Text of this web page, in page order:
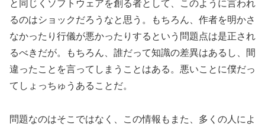
と同じくソフトウェアを創る者として、このように言われ
るのはショックだろうなと思う。もちろん、作者を明かさ
なかったり行儀が悪かったりするという問題点は是正され
るべきだが。もちろん、誰だって知識の差異はあるし、間
違ったことを言ってしまうことはある。悪いことに僕だっ
てしょっちゅうあることだ。
問題なのはそこではなく、この情報もまた、多くの人によ